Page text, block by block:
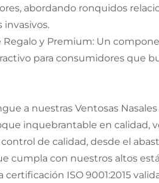
abordando ronquidos
Regalo y Premium: Un
para consumidores que
a nuestras Ventosas
inquebrantable en calidad,
de calidad, desde el
cumpla con nuestros altos
certificación ISO 9001:2015